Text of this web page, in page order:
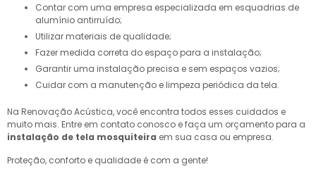
Contar com uma empresa especializada em esquadrias de
alumínio antirruído;
Utilizar materiais de qualidade;
Fazer medida correta do espaço para a instalação;
Garantir uma instalação precisa e sem espaços vazios;
Cuidar com a manutenção e limpeza periódica da tela.
Na Renovação Acústica, você encontra todos esses cuidados e
muito mais. Entre em contato conosco e faça um orçamento para a
instalação de tela mosquiteira em sua casa ou empresa.
Proteção, conforto e qualidade é com a gente!